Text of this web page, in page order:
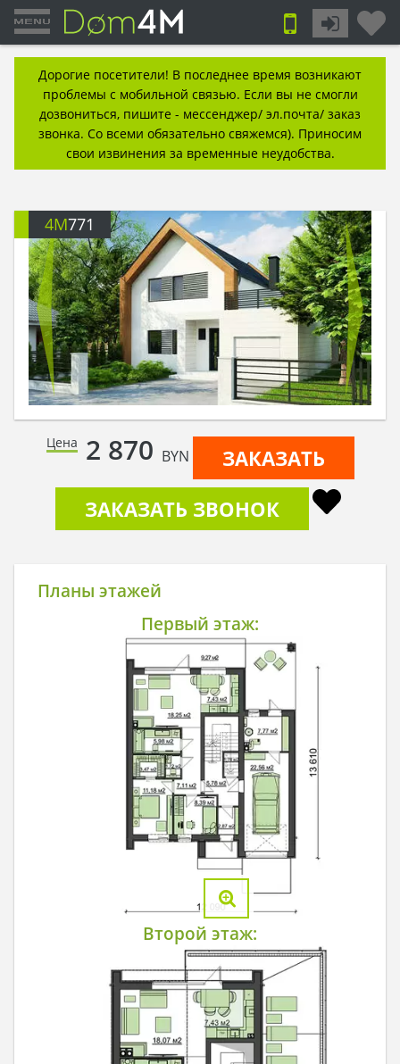
Дорогие посетители! В последнее время возникают
проблемы с мобильной связью. Если вы не смогли
дозвониться, пишите - мессенджер/ эл.почта/ заказ
звонка. Со всеми обязательно свяжемся). Приносим
свои извинения за временные неудобства.
4M771
Цена 2 870 BYN
ЗАКАЗАТЬ
ЗАКАЗАТЬ ЗВОНОК
Планы этажей
Первый этаж:
Второй этаж: